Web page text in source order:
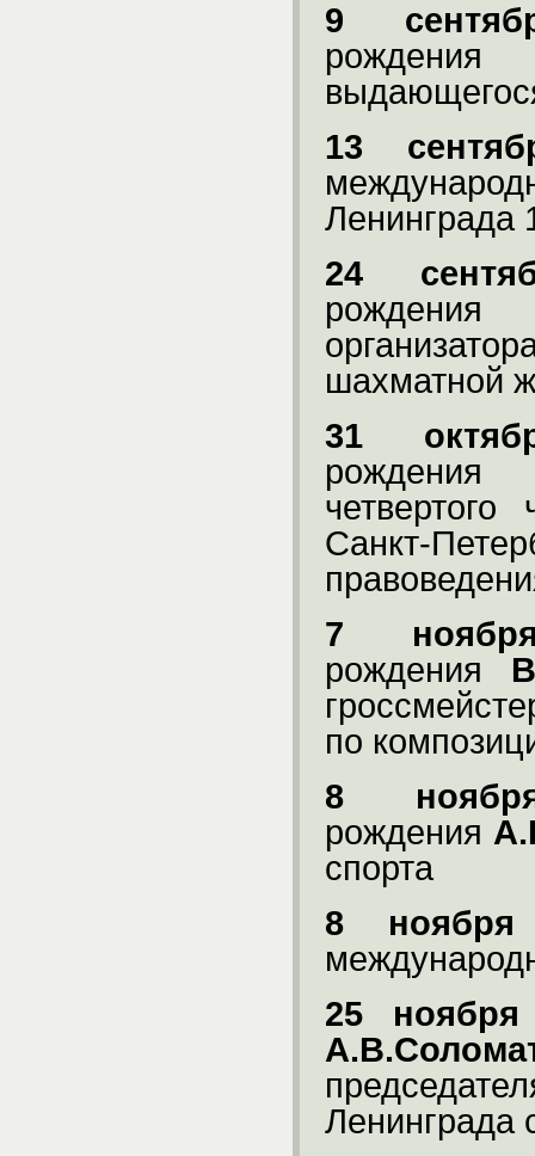
9
рождения
13
Ленинграда
24
рождения
шахматной
31
рождения
Санкт-
7
рождения
по
8
рождения
спорта
8 ноября
25 ноября
Ленинграда